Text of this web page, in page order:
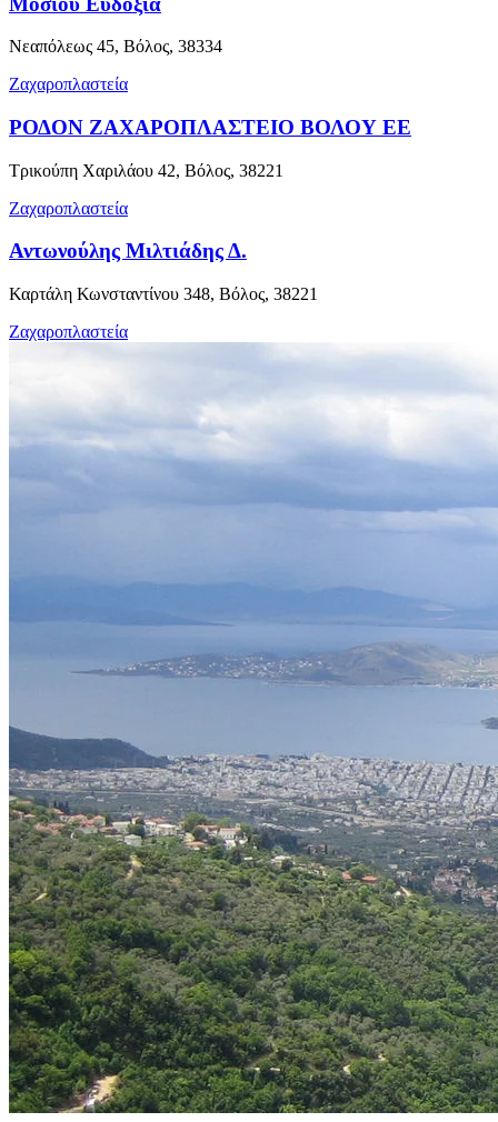
Νεαπόλεως 45, Βόλος, 38334
Ζαχαροπλαστεία
ΡΟΔΟΝ ΖΑΧΑΡΟΠΛΑΣΤΕΙΟ ΒΟΛΟΥ ΕΕ
Τρικούπη Χαριλάου 42, Βόλος, 38221
Ζαχαροπλαστεία
Αντωνούλης Μιλτιάδης Δ.
Καρτάλη Κωνσταντίνου 348, Βόλος, 38221
Ζαχαροπλαστεία